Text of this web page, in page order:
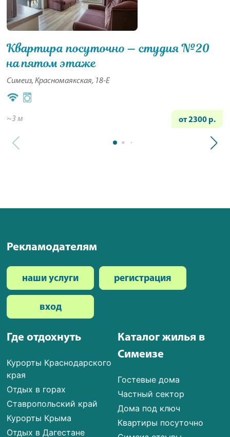
Квартира посуточно — студия №20
на пятом этаже
Симеиз, Красномаякская, 18-Е
~3 м от 2300 р.
Где отдохнуть
Курорты Краснодарского
края
Отдых в горах
Ставропольский край
Курорты Крыма
Отдых в Дагестане
Каталог жилья в
Симеизе
Гостевые дома
Частный сектор
Дома под ключ
Квартиры посуточно
Рекламодателям
наши услуги регистрация
вход